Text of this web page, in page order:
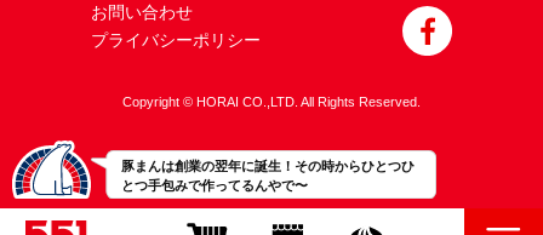
豚まんは創業の翌年に誕生！その時からひとつひ
とつ手包みで作ってるんやで〜
お問い合わせ
プライバシーポリシー
Copyright © HORAI CO.,LTD. All Rights Reserved.